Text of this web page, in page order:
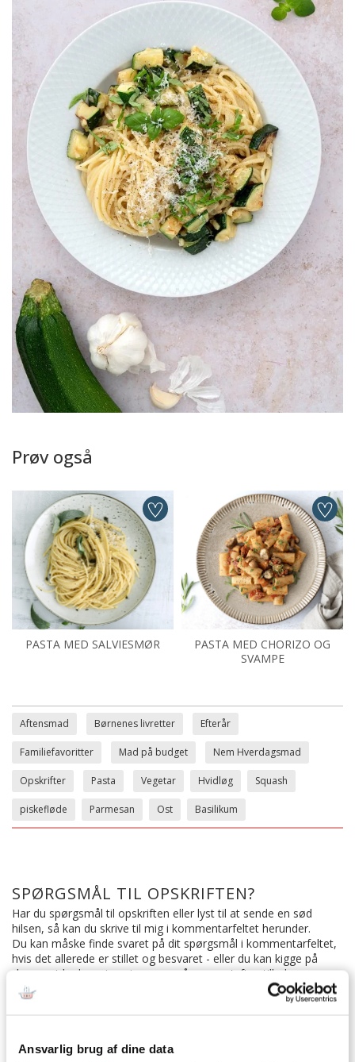
Ansvarlig brug af dine data
Prøv også
PASTA MED SALVIESMØR
PASTA MED CHORIZO OG
SVAMPE
Aftensmad Børnenes livretter Efterår
Familiefavoritter Mad på budget Nem Hverdagsmad
Opskrifter Pasta Vegetar Hvidløg Squash
piskefløde Parmesan Ost Basilikum
SPØRGSMÅL TIL OPSKRIFTEN?
Har du spørgsmål til opskriften eller lyst til at sende en sød
hilsen, så kan du skrive til mig i kommentarfeltet herunder.
Du kan måske finde svaret på dit spørgsmål i kommentarfeltet,
hvis det allerede er stillet og besvaret - eller du kan kigge på
denne side, hvor jeg giver svar på mange 'ofte stillede
spørgsmål' til min opskrifter.
 17 KOMMENTARER